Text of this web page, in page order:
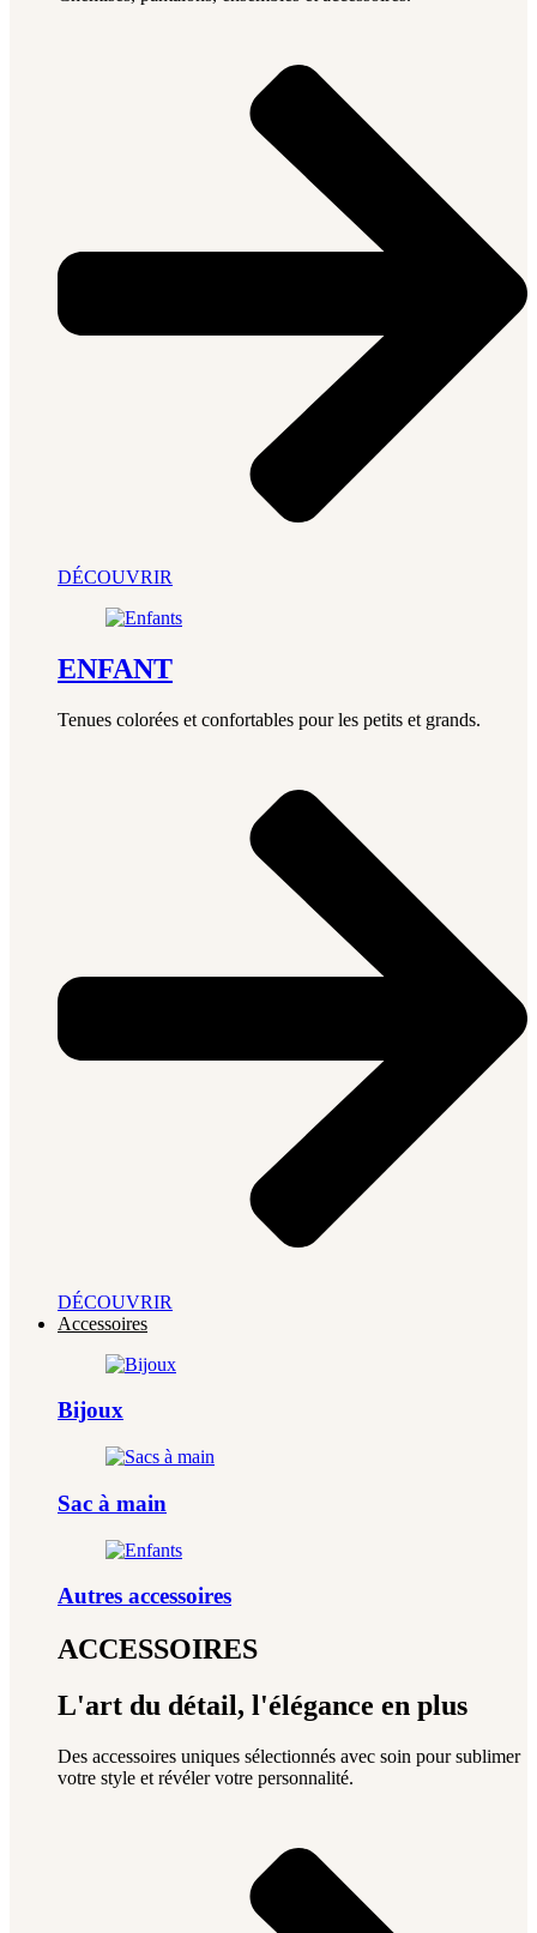
DÉCOUVRIR
ENFANT
Tenues colorées et confortables pour les petits et grands.
DÉCOUVRIR
Accessoires
Bijoux
Sac à main
Autres accessoires
ACCESSOIRES
L'art du détail, l'élégance en plus
Des accessoires uniques sélectionnés avec soin pour sublimer
votre style et révéler votre personnalité.